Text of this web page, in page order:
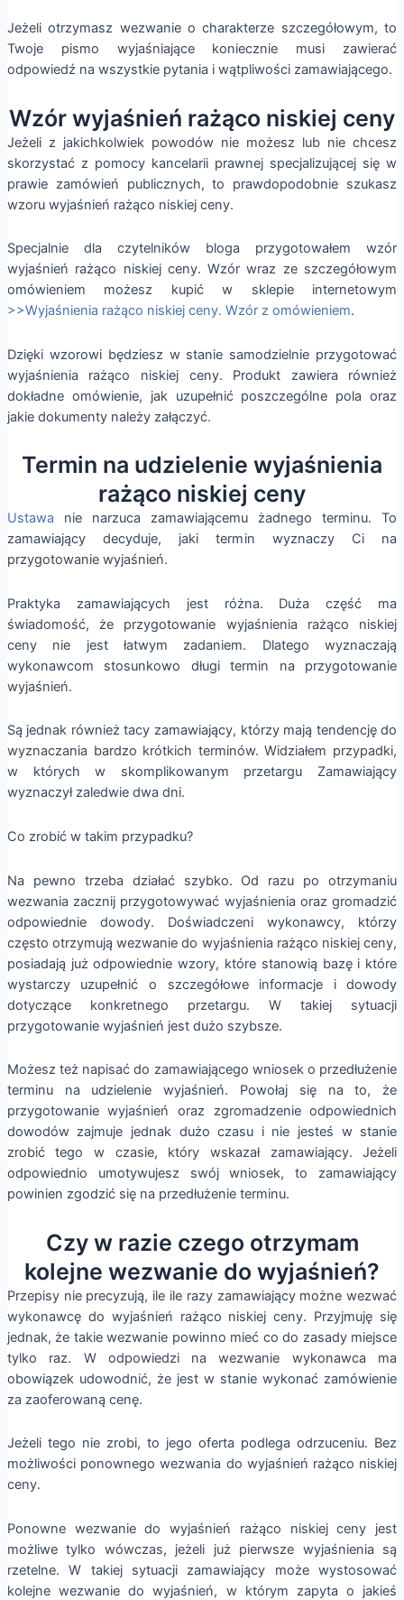
Jeżeli otrzymasz wezwanie o charakterze szczegółowym, to
Twoje pismo wyjaśniające koniecznie musi zawierać
odpowiedź na wszystkie pytania i wątpliwości zamawiającego.
Wzór wyjaśnień rażąco niskiej ceny
Jeżeli z jakichkolwiek powodów nie możesz lub nie chcesz
skorzystać z pomocy kancelarii prawnej specjalizującej się w
prawie zamówień publicznych, to prawdopodobnie szukasz
wzoru wyjaśnień rażąco niskiej ceny.
Specjalnie dla czytelników bloga przygotowałem wzór
wyjaśnień rażąco niskiej ceny. Wzór wraz ze szczegółowym
omówieniem możesz kupić w sklepie internetowym
>>Wyjaśnienia rażąco niskiej ceny. Wzór z omówieniem.
Dzięki wzorowi będziesz w stanie samodzielnie przygotować
wyjaśnienia rażąco niskiej ceny. Produkt zawiera również
dokładne omówienie, jak uzupełnić poszczególne pola oraz
jakie dokumenty należy załączyć.
Termin na udzielenie wyjaśnienia
rażąco niskiej ceny
Ustawa nie narzuca zamawiającemu żadnego terminu. To
zamawiający decyduje, jaki termin wyznaczy Ci na
przygotowanie wyjaśnień.
Praktyka zamawiających jest różna. Duża część ma
świadomość, że przygotowanie wyjaśnienia rażąco niskiej
ceny nie jest łatwym zadaniem. Dlatego wyznaczają
wykonawcom stosunkowo długi termin na przygotowanie
wyjaśnień.
Są jednak również tacy zamawiający, którzy mają tendencję do
wyznaczania bardzo krótkich terminów. Widziałem przypadki,
w których w skomplikowanym przetargu Zamawiający
wyznaczył zaledwie dwa dni.
Co zrobić w takim przypadku?
Na pewno trzeba działać szybko. Od razu po otrzymaniu
wezwania zacznij przygotowywać wyjaśnienia oraz gromadzić
odpowiednie dowody. Doświadczeni wykonawcy, którzy
często otrzymują wezwanie do wyjaśnienia rażąco niskiej ceny,
posiadają już odpowiednie wzory, które stanowią bazę i które
wystarczy uzupełnić o szczegółowe informacje i dowody
dotyczące konkretnego przetargu. W takiej sytuacji
przygotowanie wyjaśnień jest dużo szybsze.
Możesz też napisać do zamawiającego wniosek o przedłużenie
terminu na udzielenie wyjaśnień. Powołaj się na to, że
przygotowanie wyjaśnień oraz zgromadzenie odpowiednich
dowodów zajmuje jednak dużo czasu i nie jesteś w stanie
zrobić tego w czasie, który wskazał zamawiający. Jeżeli
odpowiednio umotywujesz swój wniosek, to zamawiający
powinien zgodzić się na przedłużenie terminu.
Czy w razie czego otrzymam
kolejne wezwanie do wyjaśnień?
Przepisy nie precyzują, ile ile razy zamawiający możne wezwać
wykonawcę do wyjaśnień rażąco niskiej ceny. Przyjmuję się
jednak, że takie wezwanie powinno mieć co do zasady miejsce
tylko raz. W odpowiedzi na wezwanie wykonawca ma
obowiązek udowodnić, że jest w stanie wykonać zamówienie
za zaoferowaną cenę.
Jeżeli tego nie zrobi, to jego oferta podlega odrzuceniu. Bez
możliwości ponownego wezwania do wyjaśnień rażąco niskiej
ceny.
Ponowne wezwanie do wyjaśnień rażąco niskiej ceny jest
możliwe tylko wówczas, jeżeli już pierwsze wyjaśnienia są
rzetelne. W takiej sytuacji zamawiający może wystosować
kolejne wezwanie do wyjaśnień, w którym zapyta o jakieś